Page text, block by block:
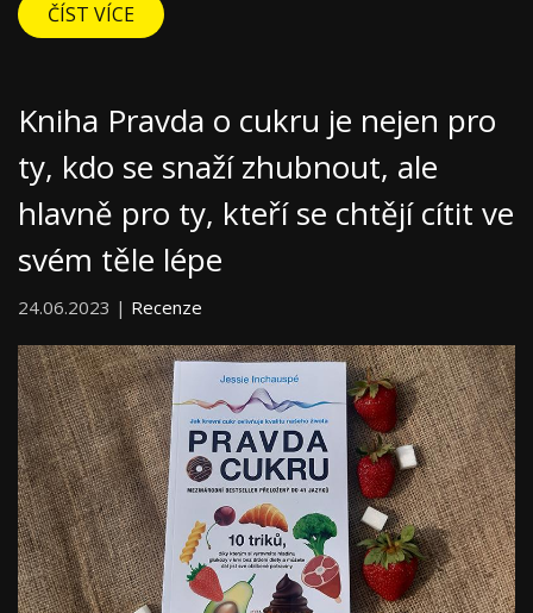
ČÍST VÍCE
Kniha Pravda o cukru je nejen pro
ty, kdo se snaží zhubnout, ale
hlavně pro ty, kteří se chtějí cítit ve
svém těle lépe
24.06.2023 | Recenze